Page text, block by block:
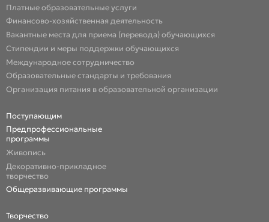
Платные образовательные услуги
Финансово-хозяйственная деятельность
Вакантные места для приема (перевода) обучающихся
Стипендии и меры поддержки обучающихся
Международное сотрудничество
Образовательные стандарты и требования
Организация питания в образовательной организации
Поступающим
Предпрофессиональные
программы
Живопись
Декоративно-прикладное
творчество
Общеразвивающие программы
Творчество